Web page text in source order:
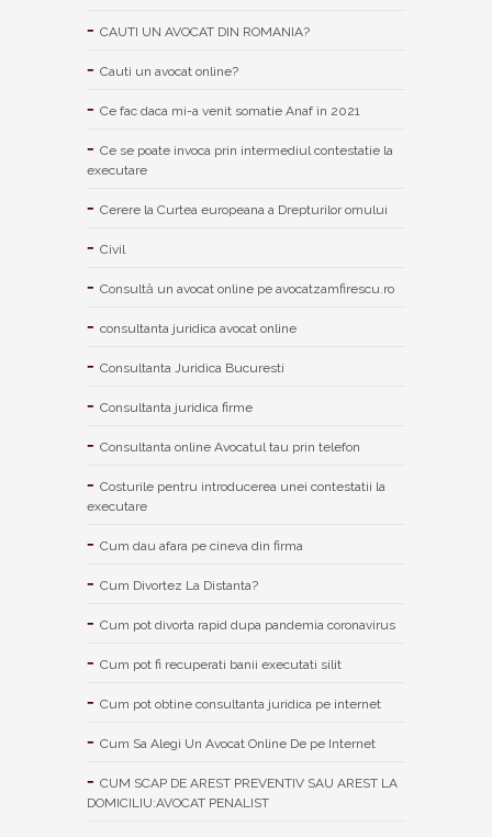
CAUTI UN AVOCAT DIN ROMANIA?
Cauti un avocat online?
Ce fac daca mi-a venit somatie Anaf in 2021
Ce se poate invoca prin intermediul contestatie la
executare
Cerere la Curtea europeana a Drepturilor omului
Civil
Consultă un avocat online pe avocatzamfirescu.ro
consultanta juridica avocat online
Consultanta Juridica Bucuresti
Consultanta juridica firme
Consultanta online Avocatul tau prin telefon
Costurile pentru introducerea unei contestatii la
executare
Cum dau afara pe cineva din firma
Cum Divortez La Distanta?
Cum pot divorta rapid dupa pandemia coronavirus
Cum pot fi recuperati banii executati silit
Cum pot obtine consultanta juridica pe internet
Cum Sa Alegi Un Avocat Online De pe Internet
CUM SCAP DE AREST PREVENTIV SAU AREST LA
DOMICILIU:AVOCAT PENALIST